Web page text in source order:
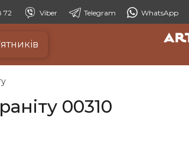
72 Viber Telegram WhatsApp
00310